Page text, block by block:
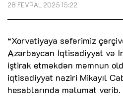
28 FEVRAL 2025 15:22
“Xorvatiyaya səfərimiz
Azərbaycan İqtisadiyyat və
iştirak etməkdən məmnun
iqtisadiyyat naziri Mikayıl
hesablarında məlumat verib.